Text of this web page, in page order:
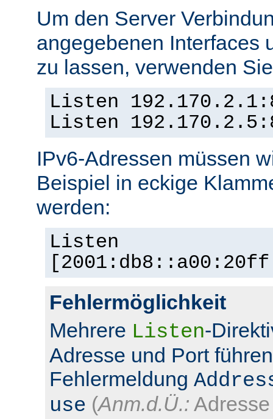
Um den Server
angegebenen Interfaces
zu lassen, verwenden
Listen
Listen
IPv6-Adressen müssen
Beispiel in eckige
werden:
Listen
Fehlermöglichkeit
Mehrere Listen-
Adresse und Port
Fehlermeldung
use (Anm.d.Ü.: